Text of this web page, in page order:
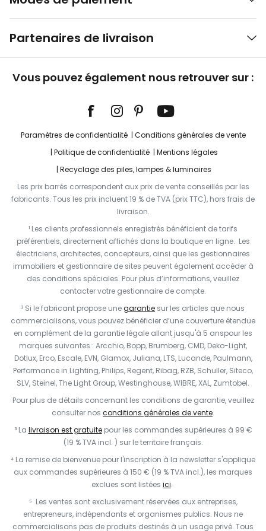
Partenaires de livraison
Vous pouvez également nous retrouver sur :
Paramètres de confidentialité
Conditions générales de vente
Politique de confidentialité
Mentions légales
Recyclage des piles, lampes & luminaires
Les prix barrés correspondent aux prix de vente conseillés par les
fabricants. Tous les prix incluent 19 % de TVA (prix TTC), hors frais de
livraison.
¹ Les clients professionnels enregistrés bénéficient de tarifs
préférentiels, directement affichés dans la boutique en ligne. Les
électriciens, architectes, concepteurs, ainsi que les gestionnaires
immobiliers et gestionnaire de sites peuvent également accéder à
des conditions spéciales. Pour plus d’informations, veuillez
contacter votre gestionnaire de compte.
² Si le fabricant propose unegarantie sur les articles que nous
commercialisons, vous pouvez bénéficier d’une couverture étendue
en complément de la garantie légale allant jusqu'à 5 anspour les
marques suivantes : Arcchio, Bopp, Brumberg, CMD, Deko-Light,
Dotlux, Erco, Escale, EVN, Glamox, Juliana, LTS, Lucande, Paulmann,
Performance in Lighting, Philips, Regent, Ribag, RZB, Schuller, Siteco,
SLV, Steinel, The Light Group, Westinghouse, WIBRE, XAL, Zumtobel.
Pour plus de détails concernant les conditions de garantie, veuillez
consulter nos conditions générales de vente.
³ La livraison est gratuitepour les commandes supérieures à 99 €
(19 % TVA incl. ) sur le territoire français.
⁴ La remise de bienvenue pour l'inscription à la newsletter s'applique
aux commandes supérieures à 150 € (19 % TVA incl.), les marques
exclues sont listées ici.
⁵ Les ventes sont exclusivement réservées aux entreprises,
entrepreneurs, indépendants et organismes publics. Nous ne
commercialisons pas de produits destinés à un usage privé. Tous